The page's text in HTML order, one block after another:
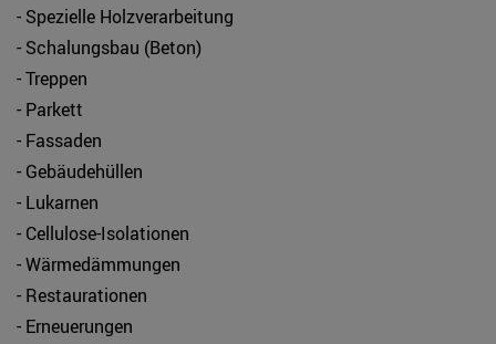
- Spezielle Holzverarbeitung
- Schalungsbau (Beton)
- Treppen
- Parkett
- Fassaden
- Gebäudehüllen
- Lukarnen
- Cellulose-Isolationen
- Wärmedämmungen
- Restaurationen
- Erneuerungen